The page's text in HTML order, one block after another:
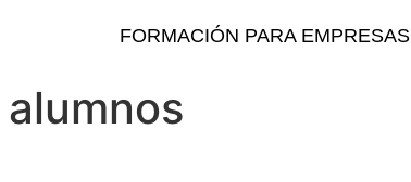
FORMACIÓN PARA EMPRESAS